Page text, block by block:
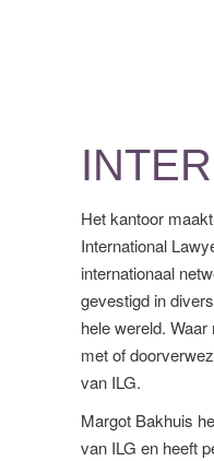
Het kantoor
International
internationaal
gevestigd in
hele wereld.
met of
van ILG.
Margot Bakhuis
van ILG en heeft